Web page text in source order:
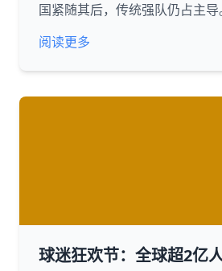
国紧随其后，传统强队仍占主导
阅读更多
球迷狂欢节：全球超2亿